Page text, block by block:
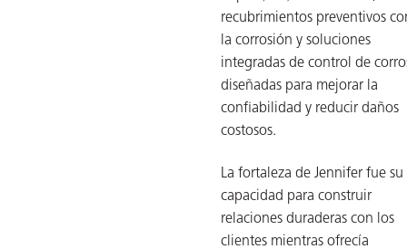
recubrimientos preventivos
la corrosión y soluciones
integradas de control de
diseñadas para mejorar la
confiabilidad y reducir daños
costosos.
La fortaleza de Jennifer fue su
capacidad para construir
relaciones duraderas con los
clientes mientras ofrecía